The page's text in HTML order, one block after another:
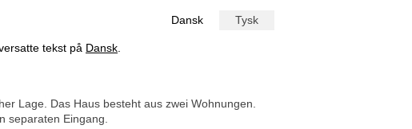
Dansk Tysk
tekst på Dansk
Lage. Das Haus besteht aus zwei Wohnungen.
separaten Eingang.